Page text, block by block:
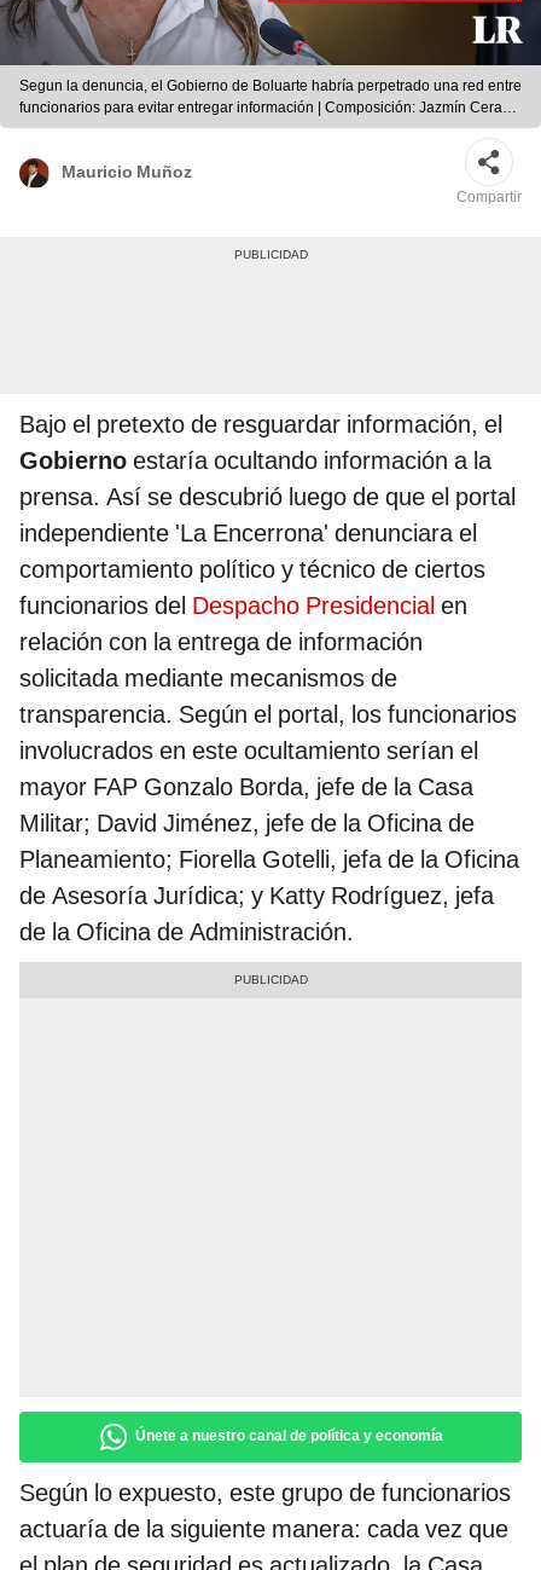
Segun la denuncia, el Gobierno de Boluarte habría perpetrado una red entre
funcionarios para evitar entregar información | Composición: Jazmín Ceras /
Foto: LR.
Mauricio Muñoz
Compartir
Bajo el pretexto de resguardar información, el
Gobierno estaría ocultando información a la
prensa. Así se descubrió luego de que el portal
independiente 'La Encerrona' denunciara el
comportamiento político y técnico de ciertos
funcionarios del Despacho Presidencial en
relación con la entrega de información
solicitada mediante mecanismos de
transparencia. Según el portal, los funcionarios
involucrados en este ocultamiento serían el
mayor FAP Gonzalo Borda, jefe de la Casa
Militar; David Jiménez, jefe de la Oficina de
Planeamiento; Fiorella Gotelli, jefa de la Oficina
de Asesoría Jurídica; y Katty Rodríguez, jefa
de la Oficina de Administración.
Únete a nuestro canal de política y economía
Según lo expuesto, este grupo de funcionarios
actuaría de la siguiente manera: cada vez que